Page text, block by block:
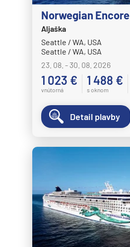
Celestyal Discovery
Celestyal Journey
Celestyal Olympia
Costa Cruises
Costa Deliziosa
Costa Fascinosa
Costa Favolosa
Costa Serena
Costa Smeralda
Costa Toscana
Crystal Cruises
Norwegian Encore
Aljaška
Seattle / WA, USA
Seattle / WA, USA
23. 08. - 30. 08. 2026
1 023 €
vnútorná
1 488 €
s oknom
Detail plavby